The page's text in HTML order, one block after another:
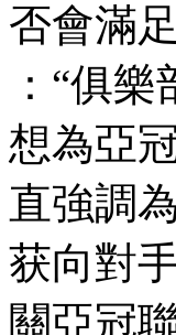
否會滿
：“俱
想為亞
直強調為
获向對手
關亞冠